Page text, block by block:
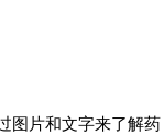
过图片和文字来了解药